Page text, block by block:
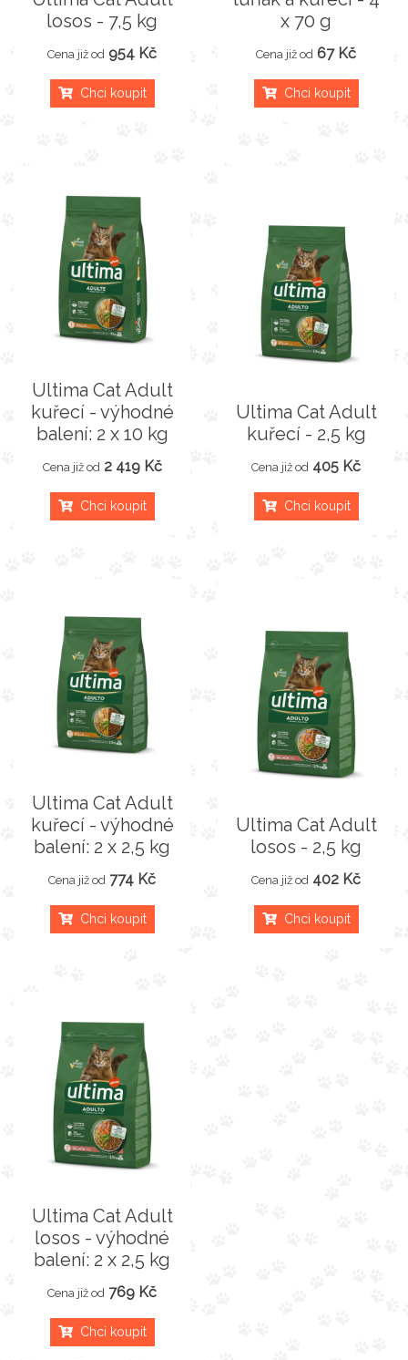
losos - 7,5 kg
Cena již od 954 Kč
Chci koupit
x 70 g
Cena již od 67 Kč
Chci koupit
Ultima Cat Adult
kuřecí - výhodné
balení: 2 x 10 kg
Cena již od 2 419 Kč
Chci koupit
Ultima Cat Adult
kuřecí - 2,5 kg
Cena již od 405 Kč
Chci koupit
Ultima Cat Adult
kuřecí - výhodné
balení: 2 x 2,5 kg
Cena již od 774 Kč
Chci koupit
Ultima Cat Adult
losos - 2,5 kg
Cena již od 402 Kč
Chci koupit
Ultima Cat Adult
losos - výhodné
balení: 2 x 2,5 kg
Cena již od 769 Kč
Chci koupit